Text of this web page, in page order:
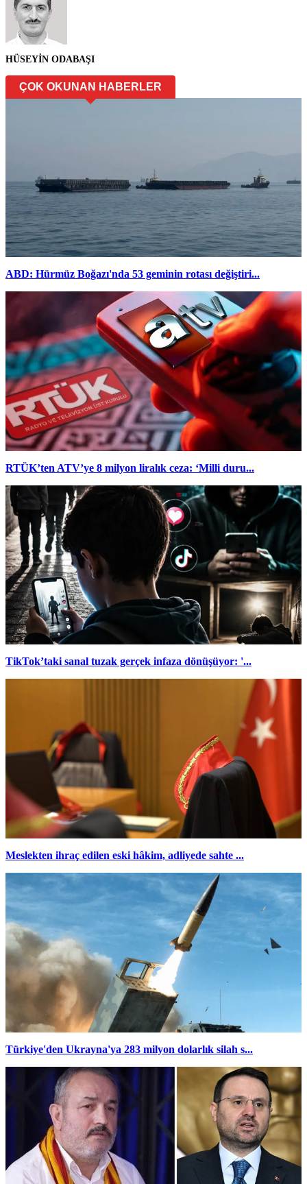
HÜSEYİN ODABAŞI
ÇOK OKUNAN HABERLER
ABD: Hürmüz Boğazı'nda 53 geminin rotası değiştiri...
RTÜK’ten ATV’ye 8 milyon liralık ceza: ‘Milli duru...
TikTok’taki sanal tuzak gerçek infaza dönüşüyor: '...
Meslekten ihraç edilen eski hâkim, adliyede sahte ...
Türkiye'den Ukrayna'ya 283 milyon dolarlık silah s...